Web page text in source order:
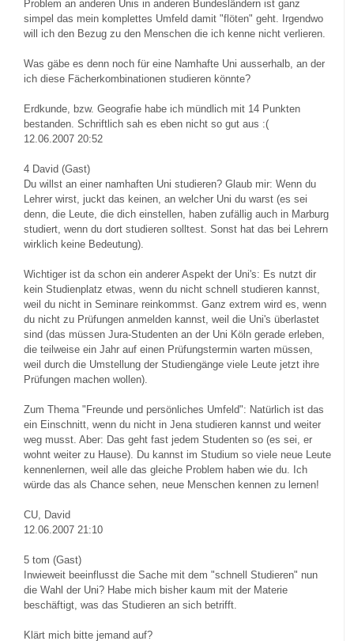
Problem an anderen Unis in anderen Bundesländern ist ganz
simpel das mein komplettes Umfeld damit "flöten" geht. Irgendwo
will ich den Bezug zu den Menschen die ich kenne nicht verlieren.
Was gäbe es denn noch für eine Namhafte Uni ausserhalb, an der
ich diese Fächerkombinationen studieren könnte?
Erdkunde, bzw. Geografie habe ich mündlich mit 14 Punkten
bestanden. Schriftlich sah es eben nicht so gut aus :(
12.06.2007 20:52
4 David (Gast)
Du willst an einer namhaften Uni studieren? Glaub mir: Wenn du
Lehrer wirst, juckt das keinen, an welcher Uni du warst (es sei
denn, die Leute, die dich einstellen, haben zufällig auch in Marburg
studiert, wenn du dort studieren solltest. Sonst hat das bei Lehrern
wirklich keine Bedeutung).
Wichtiger ist da schon ein anderer Aspekt der Uni's: Es nutzt dir
kein Studienplatz etwas, wenn du nicht schnell studieren kannst,
weil du nicht in Seminare reinkommst. Ganz extrem wird es, wenn
du nicht zu Prüfungen anmelden kannst, weil die Uni's überlastet
sind (das müssen Jura-Studenten an der Uni Köln gerade erleben,
die teilweise ein Jahr auf einen Prüfungstermin warten müssen,
weil durch die Umstellung der Studiengänge viele Leute jetzt ihre
Prüfungen machen wollen).
Zum Thema "Freunde und persönliches Umfeld": Natürlich ist das
ein Einschnitt, wenn du nicht in Jena studieren kannst und weiter
weg musst. Aber: Das geht fast jedem Studenten so (es sei, er
wohnt weiter zu Hause). Du kannst im Studium so viele neue Leute
kennenlernen, weil alle das gleiche Problem haben wie du. Ich
würde das als Chance sehen, neue Menschen kennen zu lernen!
CU, David
12.06.2007 21:10
5 tom (Gast)
Inwieweit beeinflusst die Sache mit dem "schnell Studieren" nun
die Wahl der Uni? Habe mich bisher kaum mit der Materie
beschäftigt, was das Studieren an sich betrifft.
Klärt mich bitte jemand auf?